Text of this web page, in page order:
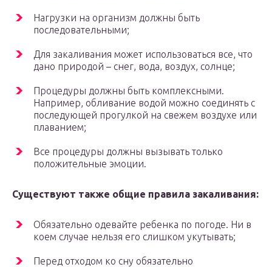
Нагрузки на организм должны быть
последовательными;
Для закаливания может использоваться все, что
дано природой – снег, вода, воздух, солнце;
Процедуры должны быть комплексными.
Например, обливание водой можно соединять с
последующей прогулкой на свежем воздухе или
плаванием;
Все процедуры должны вызывать только
положительные эмоции.
Существуют также общие правила закаливания:
Обязательно одевайте ребенка по погоде. Ни в
коем случае нельзя его слишком укутывать;
Перед отходом ко сну обязательно